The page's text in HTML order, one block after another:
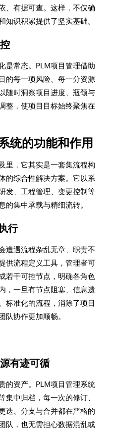
、有据可查。这样，不仅确
知识积累提供了坚实基础。
是常态。PLM项目管理借助
的每一项风险、每一分资源
随时洞察项目进度、瓶颈与
整，使项目目标始终聚焦在
统的功能和作用
里，它其实是一套集流程构
的综合性解决方案。它以系
发、工程管理、变更控制等
的集中承载与精细流转。
行
遭遇流程杂乱无章、职责不
供流程定义工具，管理者可
若干可控节点，明确各角色
，一旦有节点阻塞、信息遗
标准化的流程，消除了项目
队协作更加顺畅。
有迹可循
的资产。PLM项目管理系统
集中归档，每一次的修订、
迭、分支与合并都在严格的
队，也无需担心数据混乱或